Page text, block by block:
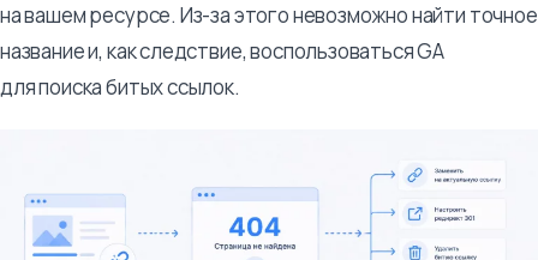
на вашем ресурсе. Из-за этого невозможно найти точное
название и, как следствие, воспользоваться GA
для поиска битых ссылок.